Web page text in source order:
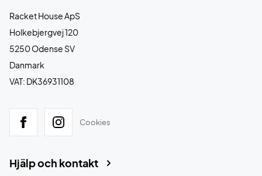
Racket House ApS
Holkebjergvej 120
5250 Odense SV
Danmark
VAT: DK36931108
Cookies
Hjälp och kontakt